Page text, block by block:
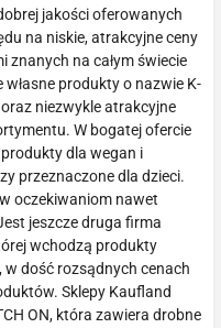
jakości oferowanych
na niskie, atrakcyjne ceny
na całym świecie
produkty o nazwie K-
niezwykle atrakcyjne
W bogatej ofercie
dla wegan i
przeznaczone dla dzieci.
oczekiwaniom nawet
jeszcze druga firma
wchodzą produkty
dość rozsądnych cenach
Sklepy Kaufland
ON, która zawiera drobne